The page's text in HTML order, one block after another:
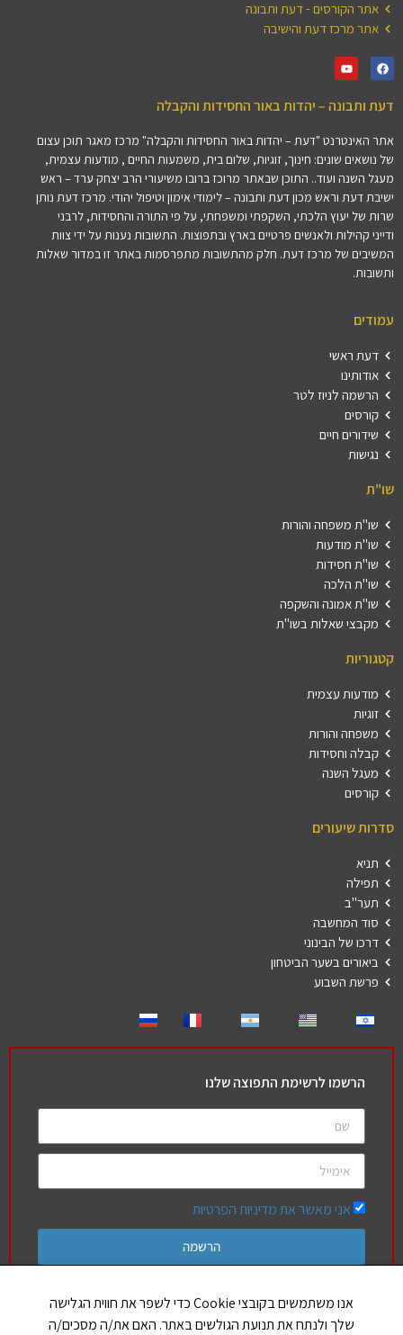
אתר הקורסים - דעת ותבונה
אתר מרכז דעת והישיבה
דעת ותבונה – יהדות באור החסידות והקבלה
אתר האינטרנט "דעת – יהדות באור החסידות והקבלה" מרכז מאגר תוכן עצום
של נושאים שונים: חינוך, זוגיות, שלום בית, משמעות החיים , מודעות עצמית,
מעגל השנה ועוד.. התוכן שבאתר מרוכז ברובו משיעורי הרב יצחק ערד – ראש
ישיבת דעת וראש מכון דעת ותבונה – לימודי אימון וטיפול יהודי. מרכז דעת נותן
שרות של יעוץ הלכתי, השקפתי ומשפחתי, על פי התורה והחסידות, לרבני
ודייני קהילות ולאנשים פרטיים בארץ ובתפוצות. התשובות נענות על ידי צוות
המשיבים של מרכז דעת. חלק מהתשובות מתפרסמות באתר זו במדור שאלות
ותשובות.
עמודים
דעת ראשי
אודותינו
הרשמה לניוז לטר
קורסים
שידורים חיים
נגישות
שו"ת
שו"ת משפחה והורות
שו"ת מודעות
שו"ת חסידות
שו"ת הלכה
שו"ת אמונה והשקפה
מקבצי שאלות בשו"ת
קטגוריות
מודעות עצמית
זוגיות
משפחה והורות
קבלה וחסידות
מעגל השנה
קורסים
סדרות שיעורים
תניא
תפילה
תער"ב
סוד המחשבה
דרכו של הבינוני
ביאורים בשער הביטחון
פרשת השבוע
הרשמו לרשימת התפוצה שלנו
אני מאשר את מדיניות הפרטיות
הרשמה
חברים שלנו
אנו משתמשים בקובצי Cookie כדי לשפר את חווית הגלישה
שלך ולנתח את תנועת הגולשים באתר. האם את/ה מסכים/ה